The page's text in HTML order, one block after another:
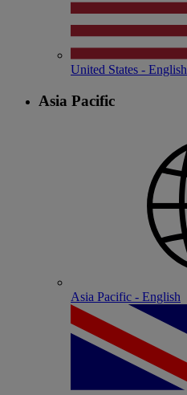
United States - English
Asia Pacific
Asia Pacific - English